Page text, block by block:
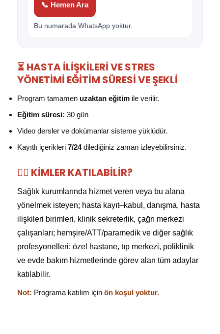
📞 Hemen Ara
Bu numarada WhatsApp yoktur.
⏳ HASTA İLIŞKILERI VE STRES
YÖNETIMI EĞITIM SÜRESI VE ŞEKLI
Program tamamen uzaktan eğitim ile verilir.
Eğitim süresi: 30 gün
Video dersler ve dokümanlar sisteme yüklüdür.
Kayıtlı içerikleri 7/24dilediğiniz zaman izleyebilirsiniz.
👩‍⚕️ KIMLER KATILABILIR?
Sağlık kurumlarında hizmet veren veya bu alana
yönelmek isteyen; hasta kayıt–kabul, danışma, hasta
ilişkileri birimleri, klinik sekreterlik, çağrı merkezi
çalışanları; hemşire/ATT/paramedik ve diğer sağlık
profesyonelleri; özel hastane, tıp merkezi, poliklinik
ve evde bakım hizmetlerinde görev alan tüm adaylar
katılabilir.
Not: Programa katılım için ön koşul yoktur.